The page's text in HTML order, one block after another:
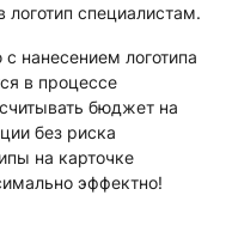
логотип специалистам.
нанесением логотипа
в процессе
бюджет на
без риска
на карточке
эффектно!